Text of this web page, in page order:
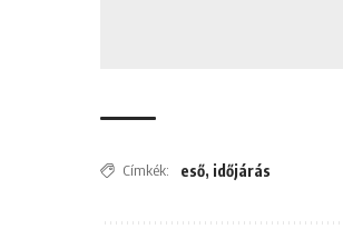
Címkék: eső, időjárás